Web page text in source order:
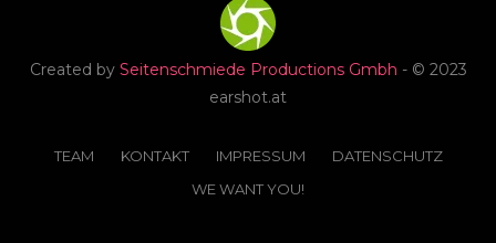
Created by Seitenschmiede Productions Gmbh - © 2023
earshot.at
TEAM KONTAKT IMPRESSUM
DATENSCHUTZ
WE WANT YOU!